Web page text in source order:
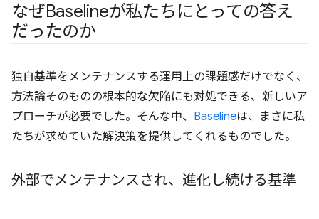
なぜBaselineが私たちにとっての答え
だったのか
独自基準をメンテナンスする運用上の課題感だけでなく、
方法論そのものの根本的な欠陥にも対処できる、新しいア
プローチが必要でした。そんな中、 Baselineは、まさに私
たちが求めていた解決策を提供してくれるものでした。
外部でメンテナンスされ、進化し続ける基準